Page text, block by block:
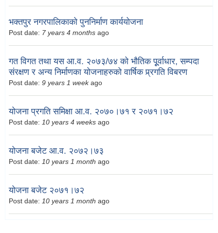
भक्तपुर नगरपालिकाको पुननिर्माण कार्ययोजना
Post date: 7 years 4 months ago
गत विगत तथा यस आ.व. २०७३/७४ को भौतिक पूूर्वाधार, सम्पदा
संरक्षण र अन्य निर्माणका योजनाहरुको वार्षिक प्र्रगति विबरण
Post date: 9 years 1 weekago
योजना प्रगति समिक्षा आ.व. २०७०।७१ र २०७१।७२
Post date: 10 years 4 weeks ago
योजना बजेट आ.व. २०७२।७३
Post date: 10 years 1 month ago
योजना बजेट २०७१।७२
Post date: 10 years 1 month ago